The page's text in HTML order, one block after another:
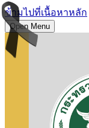
ข้ามไปที่เนื้อหาหลัก
Open Menu